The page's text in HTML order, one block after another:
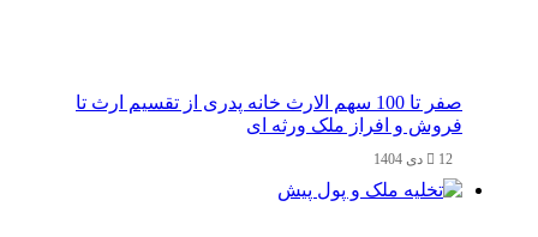
صفر تا 100 سهم الارث خانه پدری از تقسیم ارث تا
فروش و افراز ملک ورثه ای
12 دی 1404